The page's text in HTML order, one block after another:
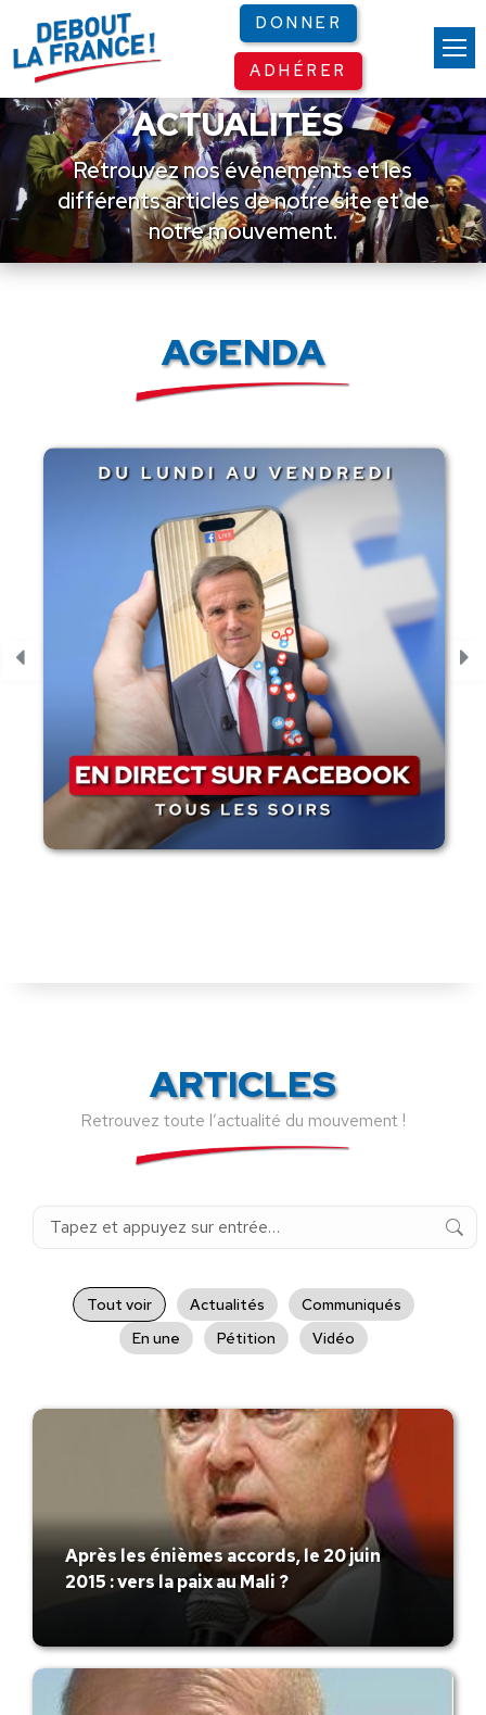
DONNER
ADHÉRER
ACTUALITÉS
Retrouvez nos événements et les
différents articles de notre site et de
notre mouvement.
AGENDA
ARTICLES
Retrouvez toute l’actualité du mouvement !
Recherche
Tout voir Actualités
Communiqués
En une
Pétition Vidéo
Après les énièmes accords, le 20 juin
2015 : vers la paix au Mali ?
Panneau de gestion des cookies